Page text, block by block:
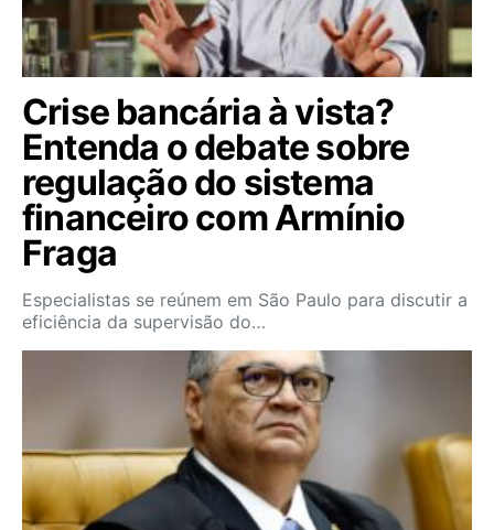
Crise bancária à vista?
Entenda o debate sobre
regulação do sistema
financeiro com Armínio
Fraga
Especialistas se reúnem em São Paulo para discutir a
eficiência da supervisão do…